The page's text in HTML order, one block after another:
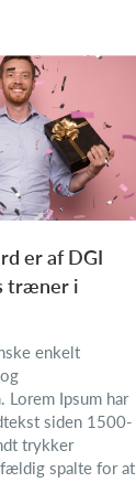
er af DGI
træner i
enkelt
Ipsum har
siden 1500-
trykker
spalte for at